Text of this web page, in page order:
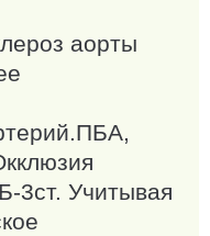
аорты
3ст. Учитывая